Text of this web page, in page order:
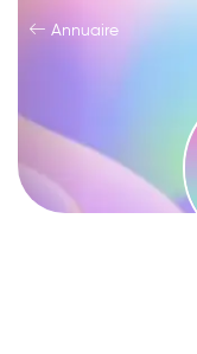
Annuaire